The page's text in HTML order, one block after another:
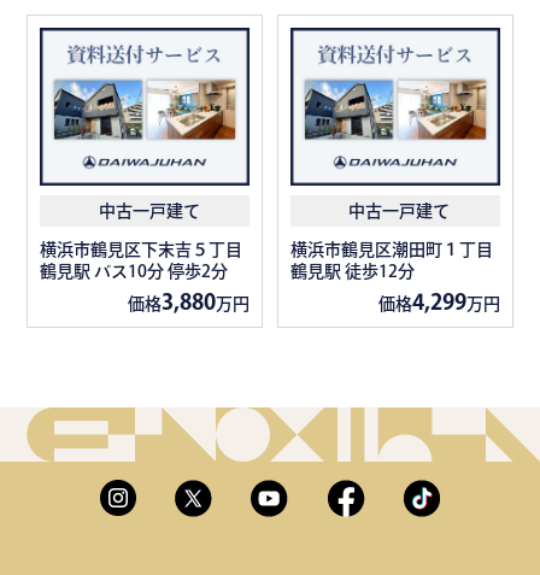
中古一戸建て
横浜市鶴見区下末吉５丁目
鶴見駅 バス10分 停歩2分
価格3,880万円
中古一戸建て
横浜市鶴見区潮田町１丁目
鶴見駅 徒歩12分
価格4,299万円